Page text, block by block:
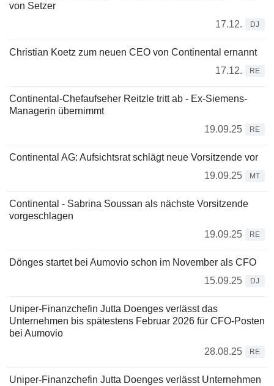
von Setzer
17.12.
DJ
Christian Koetz zum neuen CEO von Continental ernannt
17.12.
RE
Continental-Chefaufseher Reitzle tritt ab - Ex-Siemens-
Managerin übernimmt
19.09.25
RE
Continental AG: Aufsichtsrat schlägt neue Vorsitzende vor
19.09.25
MT
Continental - Sabrina Soussan als nächste Vorsitzende
vorgeschlagen
19.09.25
RE
Dönges startet bei Aumovio schon im November als CFO
15.09.25
DJ
Uniper-Finanzchefin Jutta Doenges verlässt das
Unternehmen bis spätestens Februar 2026 für CFO-Posten
bei Aumovio
28.08.25
RE
Uniper-Finanzchefin Jutta Doenges verlässt Unternehmen